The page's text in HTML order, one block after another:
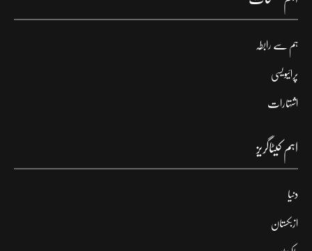
ہم سے رابطہ
پرائیویسی
اشتہارات
اہم کیٹاگریز
دنیا
ازبکستان